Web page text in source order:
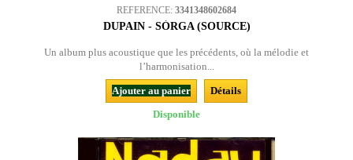
REFERENCE: 3341348602684
DUPAIN - SÒRGA (SOURCE)
Un album plus acoustique que les précédents, où la mélodie et
l’harmonisation...
Ajouter au panier
Détails
Disponible